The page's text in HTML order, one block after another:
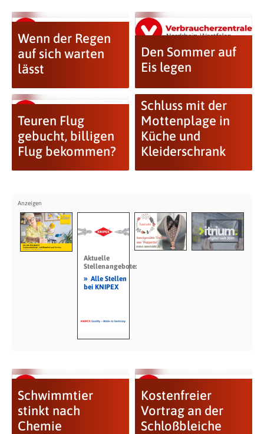
Wenn der Regen
auf sich warten
lässt
Den Sommer auf
Eis legen
Teuren Flug
gebucht, billigen
Flug bekommen?
Schluss mit der
Mottenplage in
Küche und
Kleiderschrank
Aktuelle
Stellenangebote:
» Alle Stellen
bei KNIPEX
Schwimmtier
stinkt nach
Chemie
Kostenfreier
Vortrag an der
Schloßbleiche